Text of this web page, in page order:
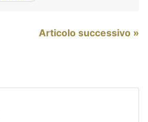
Articolo successivo »